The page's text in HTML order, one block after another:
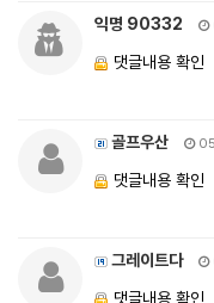
익명 90332
댓글내용 확인
골프우산
댓글내용 확인
그레이트다
댓글내용 확인